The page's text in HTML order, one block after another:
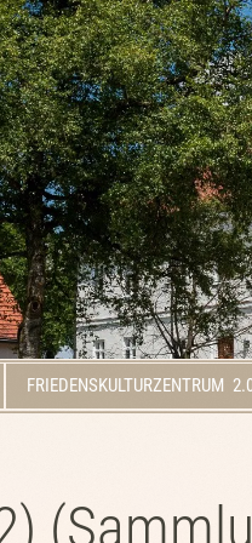
FRIEDENSKULTURZENTRUM